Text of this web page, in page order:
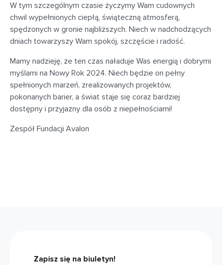
W tym szczególnym czasie życzymy Wam cudownych
chwil wypełnionych ciepłą, świąteczną atmosferą,
spędzonych w gronie najbliższych. Niech w nadchodzących
dniach towarzyszy Wam spokój, szczęście i radość.
Mamy nadzieję, że ten czas naładuje Was energią i dobrymi
myślami na Nowy Rok 2024. Niech będzie on pełny
spełnionych marzeń, zrealizowanych projektów,
pokonanych barier, a świat staje się coraz bardziej
dostępny i przyjazny dla osób z niepełnościami!
Zespół Fundacji Avalon
Zapisz się na biuletyn!